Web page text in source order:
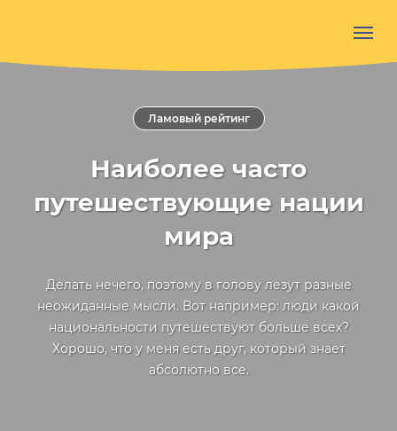
Ламовый рейтинг
Наиболее часто
путешествующие нации
мира
Делать нечего, поэтому в голову лезут разные
неожиданные мысли. Вот например: люди какой
национальности путешествуют больше всех?
Хорошо, что у меня есть друг, который знает
абсолютно все.